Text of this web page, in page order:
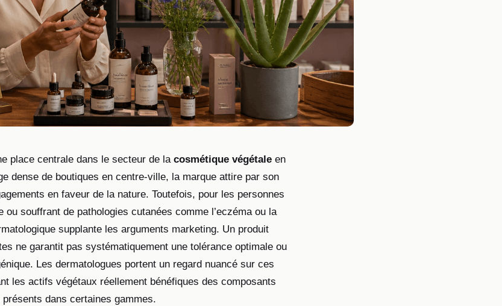
place centrale dans le secteur de la cosmétique végétale en
dense de boutiques en centre-ville, la marque attire par son
en faveur de la nature. Toutefois, pour les personnes
ou souffrant de pathologies cutanées comme l’eczéma ou la
supplante les arguments marketing. Un produit
ne garantit pas systématiquement une tolérance optimale ou
Les dermatologues portent un regard nuancé sur ces
les actifs végétaux réellement bénéfiques des composants
dans certaines gammes.